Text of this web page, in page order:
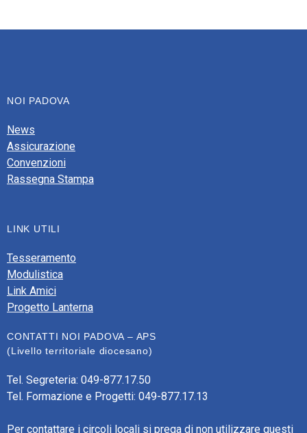
NOI PADOVA
News
Assicurazione
Convenzioni
Rassegna Stampa
LINK UTILI
Tesseramento
Modulistica
Link Amici
Progetto Lanterna
CONTATTI NOI PADOVA – APS
(Livello territoriale diocesano)
Tel. Segreteria: 049-877.17.50
Tel. Formazione e Progetti: 049-877.17.13
Per contattare i circoli locali si prega di non utilizzare questi